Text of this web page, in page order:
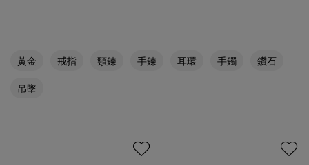
黃金 戒指 頸鍊 手鍊 耳環 手鐲
鑽石
吊墜